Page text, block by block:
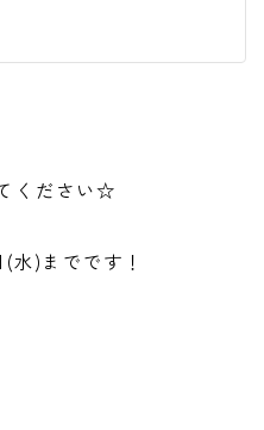
ください☆
水)までです！